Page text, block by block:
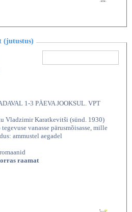
(jutustus)
1-3 PÄEVA JOOKSUL. VPT
Vladzimir Karatkevitši (sünd. 1930)
vanasse pärusmõisasse, mille
ammustel aegadel
raamat